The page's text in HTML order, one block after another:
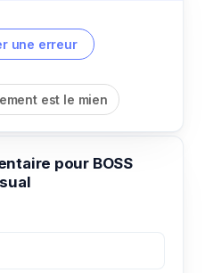
une erreur
est le mien
pour BOSS